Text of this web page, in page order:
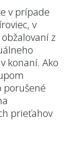
v prípade
v
z
konaní. Ako
porušené
prieťahov